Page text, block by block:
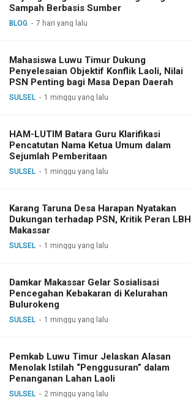
Sampah Berbasis Sumber
BLOG 7 hari yang lalu
Mahasiswa Luwu Timur Dukung
Penyelesaian Objektif Konflik Laoli, Nilai
PSN Penting bagi Masa Depan Daerah
SULSEL 1 minggu yang lalu
HAM-LUTIM Batara Guru Klarifikasi
Pencatutan Nama Ketua Umum dalam
Sejumlah Pemberitaan
SULSEL 1 minggu yang lalu
Karang Taruna Desa Harapan Nyatakan
Dukungan terhadap PSN, Kritik Peran LBH
Makassar
SULSEL 1 minggu yang lalu
Damkar Makassar Gelar Sosialisasi
Pencegahan Kebakaran di Kelurahan
Bulurokeng
SULSEL 1 minggu yang lalu
Pemkab Luwu Timur Jelaskan Alasan
Menolak Istilah “Penggusuran” dalam
Penanganan Lahan Laoli
SULSEL 2 minggu yang lalu